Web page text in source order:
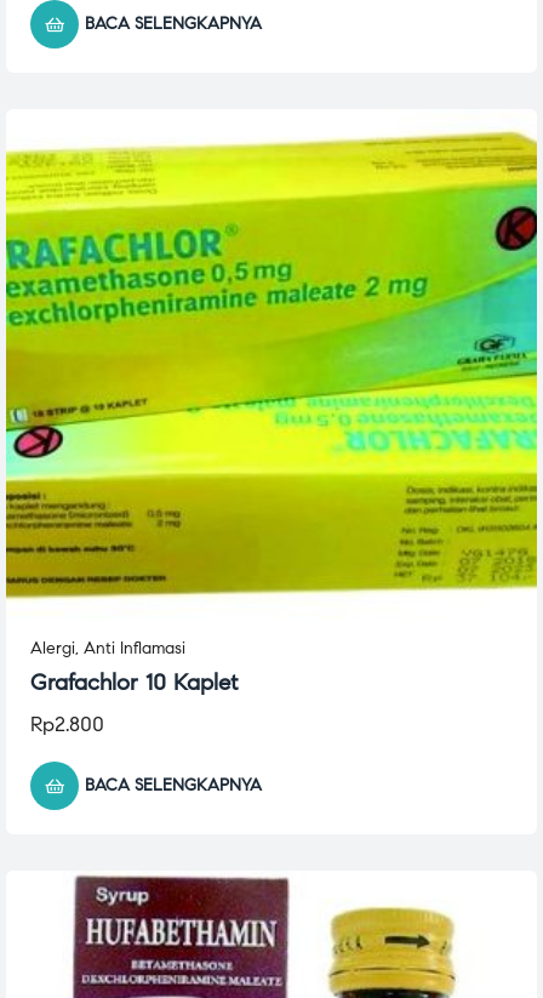
BACA SELENGKAPNYA
Alergi, Anti Inflamasi
Grafachlor 10 Kaplet
Rp2.800
BACA SELENGKAPNYA